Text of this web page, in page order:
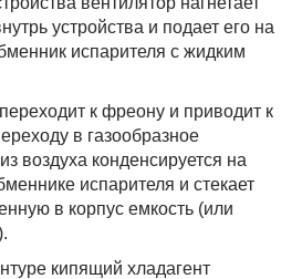
устройства и подает его на
испарителя с жидким
к фреону и приводит к
в газообразное
воздуха конденсируется на
испарителя и стекает
в корпус емкость (или
кипящий хладагент